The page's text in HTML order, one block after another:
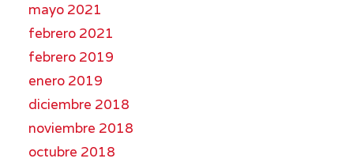
mayo 2021
febrero 2021
febrero 2019
enero 2019
diciembre 2018
noviembre 2018
octubre 2018